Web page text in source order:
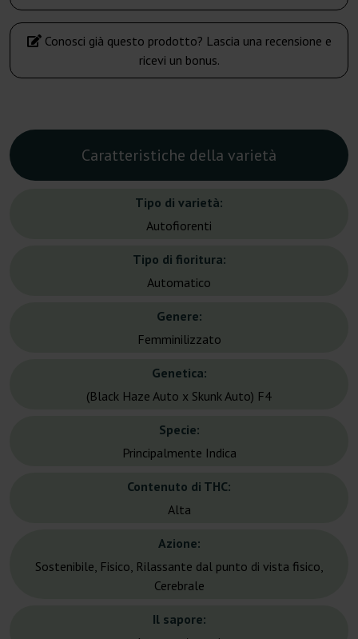
Conosci già questo prodotto? Lascia una recensione e
ricevi un bonus.
Caratteristiche della varietà
Tipo di varietà:
Autofiorenti
Tipo di fioritura:
Automatico
Genere:
Femminilizzato
Genetica:
(Black Haze Auto x Skunk Auto) F4
Specie:
Principalmente Indica
Contenuto di THC:
Alta
Azione:
Sostenibile, Fisico, Rilassante dal punto di vista fisico,
Cerebrale
Il sapore: